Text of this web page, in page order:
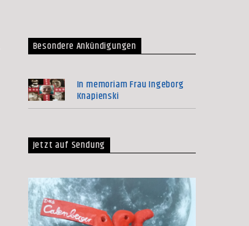
Besondere Ankündigungen
In memoriam Frau Ingeborg
Knapienski
Jetzt auf Sendung